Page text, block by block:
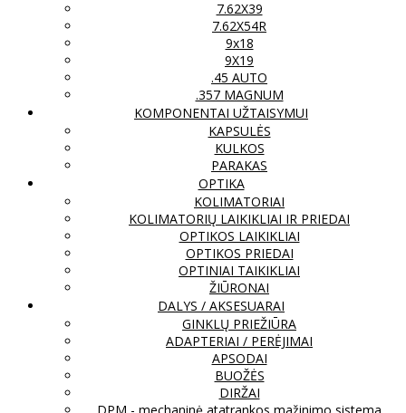
7.62X39
7.62X54R
9x18
9X19
.45 AUTO
.357 MAGNUM
KOMPONENTAI UŽTAISYMUI
KAPSULĖS
KULKOS
PARAKAS
OPTIKA
KOLIMATORIAI
KOLIMATORIŲ LAIKIKLIAI IR PRIEDAI
OPTIKOS LAIKIKLIAI
OPTIKOS PRIEDAI
OPTINIAI TAIKIKLIAI
ŽIŪRONAI
DALYS / AKSESUARAI
GINKLŲ PRIEŽIŪRA
ADAPTERIAI / PERĖJIMAI
APSODAI
BUOŽĖS
DIRŽAI
DPM - mechaninė atatrankos mažinimo sistema